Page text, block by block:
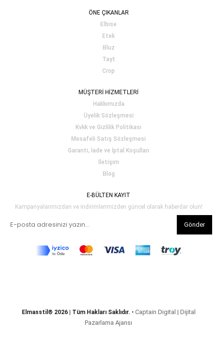
ÖNE ÇIKANLAR
Elbise
Etek
Bluz
Tayt
Crop
MÜŞTERİ HİZMETLERİ
Hakkımızda
Üyelik Sözleşmesi
Kvkk ve Gizlilik Politikası
Mesafeli Satış Sözleşmesi
Garanti, İade ve İptal Koşulları
İletişim
Blog
E-BÜLTEN KAYIT
Kampanyalarımızdan ve indirimlerimizden güncel olarak haberdar olun!
Gönder
Elmasstil® 2026 | Tüm Hakları Saklıdır. • Captain Digital | Dijital
Pazarlama Ajansı